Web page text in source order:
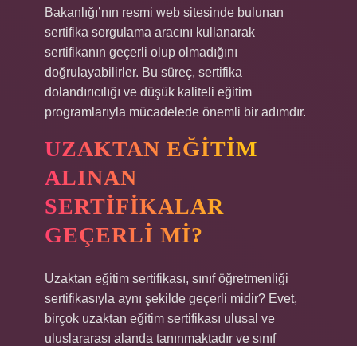
Bakanlığı’nın resmi web sitesinde bulunan
sertifika sorgulama aracını kullanarak
sertifikanın geçerli olup olmadığını
doğrulayabilirler. Bu süreç, sertifika
dolandırıcılığı ve düşük kaliteli eğitim
programlarıyla mücadelede önemli bir adımdır.
UZAKTAN EĞITIM
ALINAN
SERTIFIKALAR
GEÇERLI MI?
Uzaktan eğitim sertifikası, sınıf öğretmenliği
sertifikasıyla aynı şekilde geçerli midir? Evet,
birçok uzaktan eğitim sertifikası ulusal ve
uluslararası alanda tanınmaktadır ve sınıf